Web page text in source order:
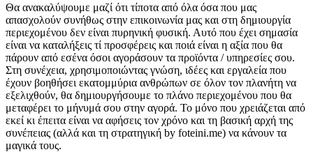
Θα ανακαλύψουμε μαζί ότι τίποτα από όλα όσα που μας
απασχολούν συνήθως στην επικοινωνία μας και στη δημιουργία
περιεχομένου δεν είναι πυρηνική φυσική. Αυτό που έχει σημασία
είναι να καταλήξεις τί προσφέρεις και ποιά είναι η αξία που θα
πάρουν από εσένα όσοι αγοράσουν τα προϊόντα / υπηρεσίες σου.
Στη συνέχεια, χρησιμοποιώντας γνώση, ιδέες και εργαλεία που
έχουν βοηθήσει εκατομμύρια ανθρώπων σε όλον τον πλανήτη να
εξελιχθούν, θα δημιουργήσουμε το πλάνο περιεχομένου που θα
μεταφέρει το μήνυμά σου στην αγορά. Το μόνο που χρειάζεται από
εκεί κι έπειτα είναι να αφήσεις τον χρόνο και τη βασική αρχή της
συνέπειας (αλλά και τη στρατηγική by foteini.me) να κάνουν τα
μαγικά τους.